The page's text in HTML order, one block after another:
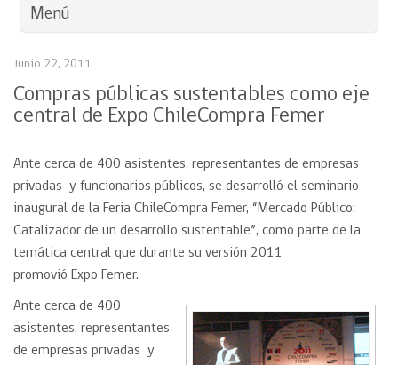
Menú
Junio 22, 2011
Compras públicas sustentables como eje
central de Expo ChileCompra Femer
Ante cerca de 400 asistentes, representantes de empresas
privadas y funcionarios públicos, se desarrolló el seminario
inaugural de la Feria ChileCompra Femer, “Mercado Público:
Catalizador de un desarrollo sustentable”, como parte de la
temática central que durante su versión 2011
promovió Expo Femer.
Ante cerca de 400
asistentes, representantes
de empresas privadas y